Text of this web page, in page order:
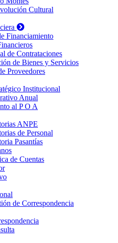
Cultural
Financiamiento
de Contrataciones
de Bienes y Servicios
Proveedores
Institucional
Anual
al P O A
ANPE
de Personal
Pasantías
de Cuentas
de Correspondencia